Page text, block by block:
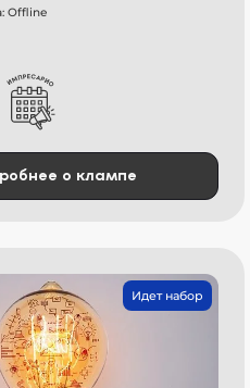
Offline
о клампе
Идет набор